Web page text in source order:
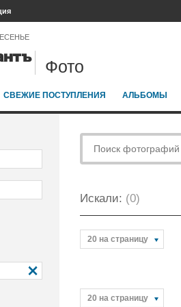
Фото
СВЕЖИЕ ПОСТУПЛЕНИЯ АЛЬБОМЫ
Искали: (0)
20 на страницу
20 на страницу